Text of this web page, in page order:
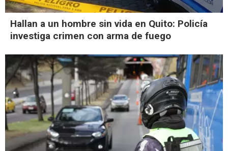
Hallan a un hombre sin vida en Quito: Policía
investiga crimen con arma de fuego